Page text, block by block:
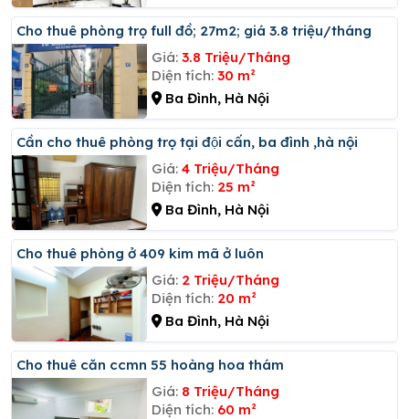
Cho thuê phòng trọ full đồ; 27m2; giá 3.8 triệu/tháng
Giá: 3.8 Triệu/Tháng
Diện tích: 30 m²
Ba Đình, Hà Nội
Cần cho thuê phòng trọ tại đội cấn, ba đình ,hà nội
Giá: 4 Triệu/Tháng
Diện tích: 25 m²
Ba Đình, Hà Nội
Cho thuê phòng ở 409 kim mã ở luôn
Giá: 2 Triệu/Tháng
Diện tích: 20 m²
Ba Đình, Hà Nội
Cho thuê căn ccmn 55 hoàng hoa thám
Giá: 8 Triệu/Tháng
Diện tích: 60 m²